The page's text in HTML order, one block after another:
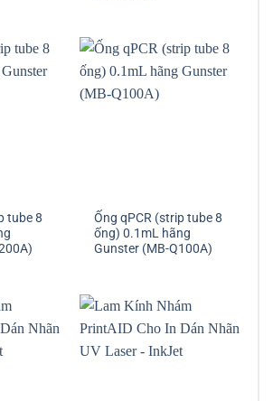
tube 8
Ống qPCR (strip tube 8
ống) 0.1mL hãng
Gunster (MB-Q100A)